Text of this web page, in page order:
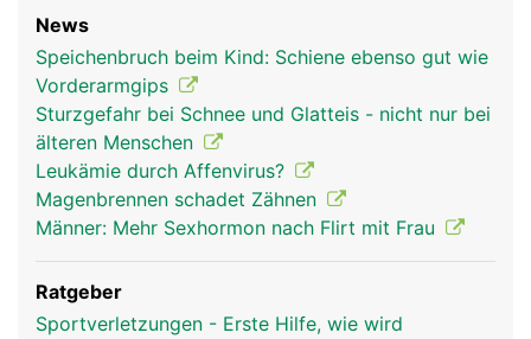
News
Speichenbruch beim Kind: Schiene ebenso gut wie
Vorderarmgips
Sturzgefahr bei Schnee und Glatteis - nicht nur bei
älteren Menschen
Leukämie durch Affenvirus?
Magenbrennen schadet Zähnen
Männer: Mehr Sexhormon nach Flirt mit Frau
Ratgeber
Sportverletzungen - Erste Hilfe, wie wird